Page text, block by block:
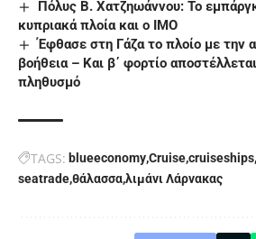
Πόλυς Β. Χατζηωάννου: Το
κυπριακά πλοία και ο ΙΜΟ
Έφθασε στη Γάζα το πλοίο με την
βοήθεια – Και β΄ φορτίο
πληθυσμό
TAGS: blueeconomyCruisecruiseships
seatradeθάλασσαλιμάνι Λάρνακας